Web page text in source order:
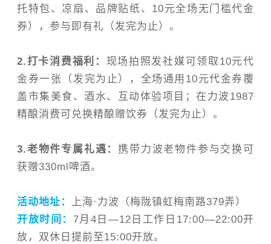
托特包、凉扇、品牌贴纸、 10元全场无门槛代金
券），参与即有礼 （发完为止） 。
2.打卡消费福利： 现场拍照发社媒可领取 10元代
金券一张 （发完为止） ，全场通用 10元代金券覆
盖市集美食、酒水、互动体验项目；在力波 1987
精酿消费可兑换精酿赠饮券 （发完为止） 。
3.老物件专属礼遇：携带力波老物件参与交换 可
获赠330ml 啤酒。
活动地址： 上海· 力波（梅陇镇虹梅南路379弄）
开放时间 ： 7月 4 日—12 日工作日 17:00—22:00开
放，双休日提前至15:00开放。